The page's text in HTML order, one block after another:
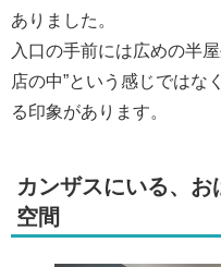
ありました。
入口の手前には広めの半
店の中”という感じではな
る印象があります。
カンザスにいる、
空間